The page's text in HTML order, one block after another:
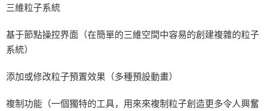
三維粒子系統
基于節點操控界面（在簡單的三維空間中容易的創建複雜的粒子
系統）
添加或修改粒子預置效果（多種預設動畫）
複制功能（一個獨特的工具，用來來複制粒子創造更多令人興奮